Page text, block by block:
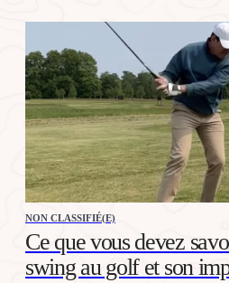
NON CLASSIFIÉ(E)
Ce que vous devez
swing au golf et son